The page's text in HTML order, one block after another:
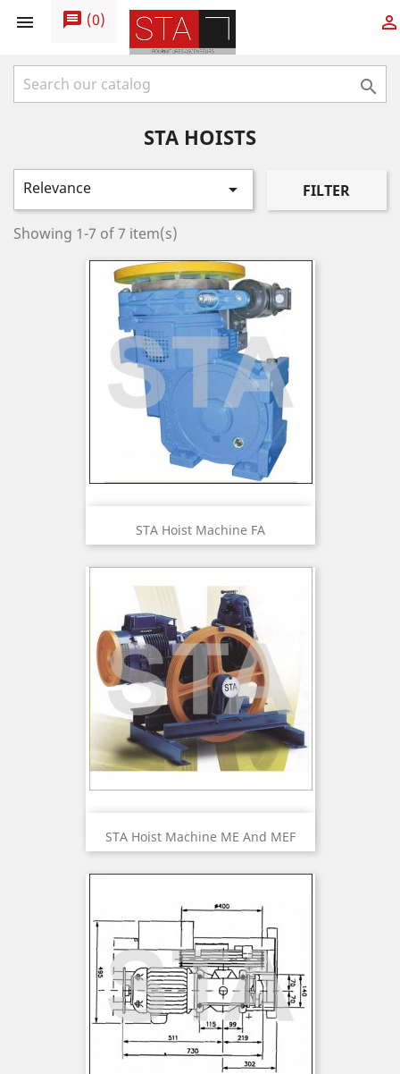
 message (0) 

STA HOISTS
Relevance  FILTER
Showing 1-7 of 7 item(s)
STA Hoist Machine FA
STA Hoist Machine ME And MEF